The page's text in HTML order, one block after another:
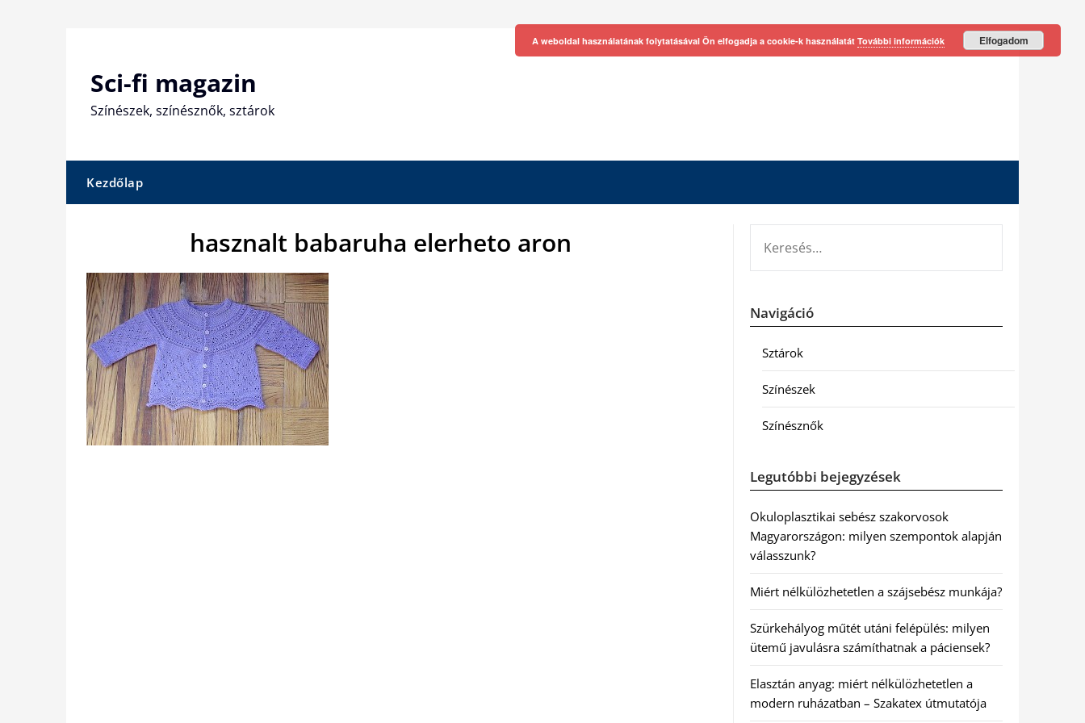
Sci-fi magazin
Színészek, színésznők, sztárok
Kezdőlap
hasznalt babaruha elerheto aron
Navigáció
Sztárok
Színészek
Színésznők
Legutóbbi bejegyzések
Okuloplasztikai sebész szakorvosok
Magyarországon: milyen szempontok alapján
válasszunk?
Miért nélkülözhetetlen a szájsebész munkája?
Szürkehályog műtét utáni felépülés: milyen
ütemű javulásra számíthatnak a páciensek?
Elasztán anyag: miért nélkülözhetetlen a
modern ruházatban – Szakatex útmutatója
A weboldal használatának folytatásával Ön elfogadja a cookie-k használatát További információk Elfogadom